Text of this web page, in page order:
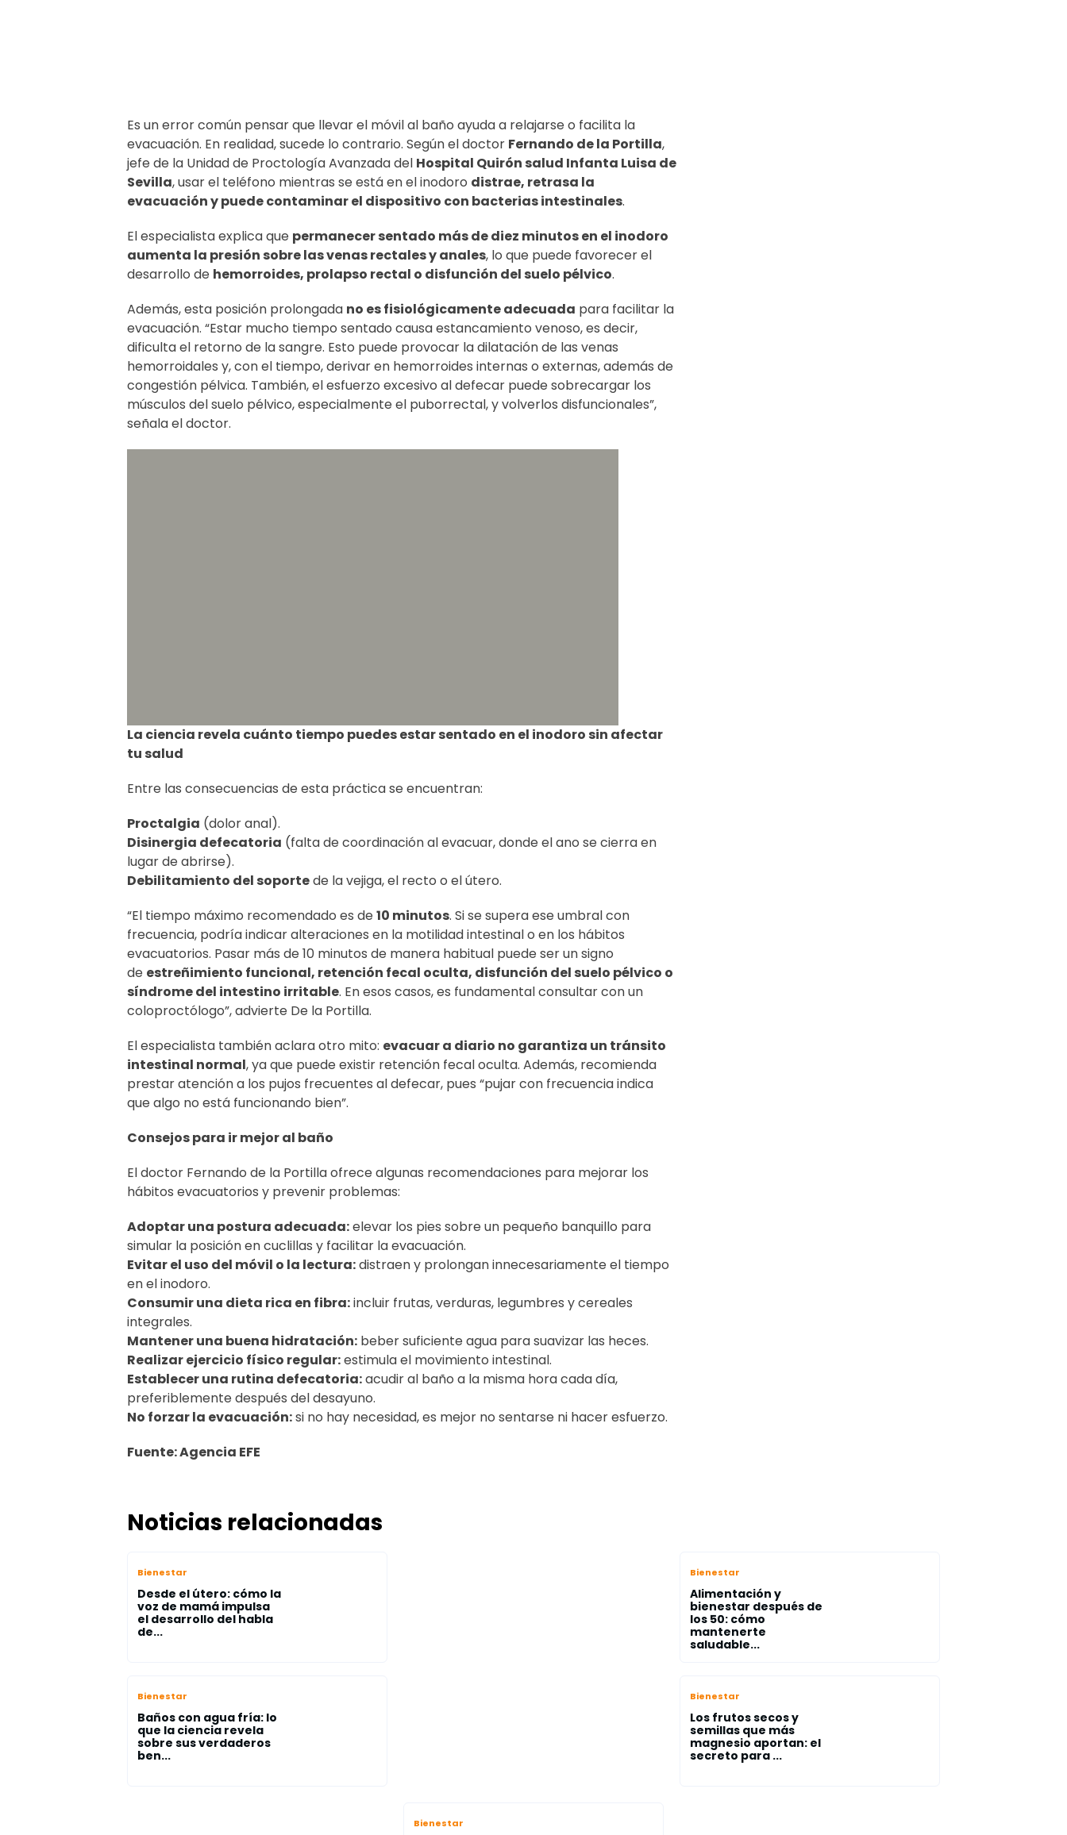
Es un error común pensar que llevar el móvil al baño ayuda a relajarse o facilita la
evacuación. En realidad, sucede lo contrario. Según el doctor Fernando de la Portilla,
jefe de la Unidad de Proctología Avanzada del Hospital Quirón salud Infanta Luisa de
Sevilla, usar el teléfono mientras se está en el inodoro distrae, retrasa la
evacuación y puede contaminar el dispositivo con bacterias intestinales.
El especialista explica que permanecer sentado más de diez minutos en el inodoro
aumenta la presión sobre las venas rectales y anales, lo que puede favorecer el
desarrollo de hemorroides, prolapso rectal o disfunción del suelo pélvico.
Además, esta posición prolongada no es fisiológicamente adecuada para facilitar la
evacuación. “Estar mucho tiempo sentado causa estancamiento venoso, es decir,
dificulta el retorno de la sangre. Esto puede provocar la dilatación de las venas
hemorroidales y, con el tiempo, derivar en hemorroides internas o externas, además de
congestión pélvica. También, el esfuerzo excesivo al defecar puede sobrecargar los
músculos del suelo pélvico, especialmente el puborrectal, y volverlos disfuncionales”,
señala el doctor.
La ciencia revela cuánto tiempo puedes estar sentado en el inodoro sin afectar
tu salud
Entre las consecuencias de esta práctica se encuentran:
Proctalgia (dolor anal).
Disinergia defecatoria (falta de coordinación al evacuar, donde el ano se cierra en
lugar de abrirse).
Debilitamiento del soportede la vejiga, el recto o el útero.
“El tiempo máximo recomendado es de 10 minutos. Si se supera ese umbral con
frecuencia, podría indicar alteraciones en la motilidad intestinal o en los hábitos
evacuatorios. Pasar más de 10 minutos de manera habitual puede ser un signo
de estreñimiento funcional, retención fecal oculta, disfunción del suelo pélvico o
síndrome del intestino irritable. En esos casos, es fundamental consultar con un
coloproctólogo”, advierte De la Portilla.
El especialista también aclara otro mito: evacuar a diario no garantiza un tránsito
intestinal normal, ya que puede existir retención fecal oculta. Además, recomienda
prestar atención a los pujos frecuentes al defecar, pues “pujar con frecuencia indica
que algo no está funcionando bien”.
Consejos para ir mejor al baño
El doctor Fernando de la Portilla ofrece algunas recomendaciones para mejorar los
hábitos evacuatorios y prevenir problemas:
Adoptar una postura adecuada:elevar los pies sobre un pequeño banquillo para
simular la posición en cuclillas y facilitar la evacuación.
Evitar el uso del móvil o la lectura:distraen y prolongan innecesariamente el tiempo
en el inodoro.
Consumir una dieta rica en fibra:incluir frutas, verduras, legumbres y cereales
integrales.
Mantener una buena hidratación: beber suficiente agua para suavizar las heces.
Realizar ejercicio físico regular:estimula el movimiento intestinal.
Establecer una rutina defecatoria:acudir al baño a la misma hora cada día,
preferiblemente después del desayuno.
No forzar la evacuación:si no hay necesidad, es mejor no sentarse ni hacer esfuerzo.
Fuente: Agencia EFE
Noticias relacionadas
Bienestar
Desde el útero: cómo la
voz de mamá impulsa
el desarrollo del habla
de...
Bienestar
Baños con agua fría: lo
que la ciencia revela
sobre sus verdaderos
ben...
Bienestar
Alimentación y
bienestar después de
los 50: cómo
mantenerte
saludable...
Bienestar
Los frutos secos y
semillas que más
magnesio aportan: el
secreto para ...
Bienestar